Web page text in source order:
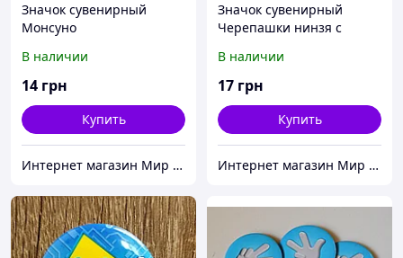
Значок сувенирный
Монсуно
В наличии
14 грн
Купить
Интернет магазин Мир стендов. Товары из Украины
Значок сувенирный
Черепашки нинзя с
В наличии
17 грн
Купить
Интернет магазин Мир стендов. Товары из Украины